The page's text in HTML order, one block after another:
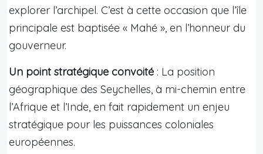
explorer l’archipel. C’est à cette occasion que l’île
principale est baptisée « Mahé », en l’honneur du
gouverneur.
Un point stratégique convoité : La position
géographique des Seychelles, à mi-chemin entre
l’Afrique et l’Inde, en fait rapidement un enjeu
stratégique pour les puissances coloniales
européennes.